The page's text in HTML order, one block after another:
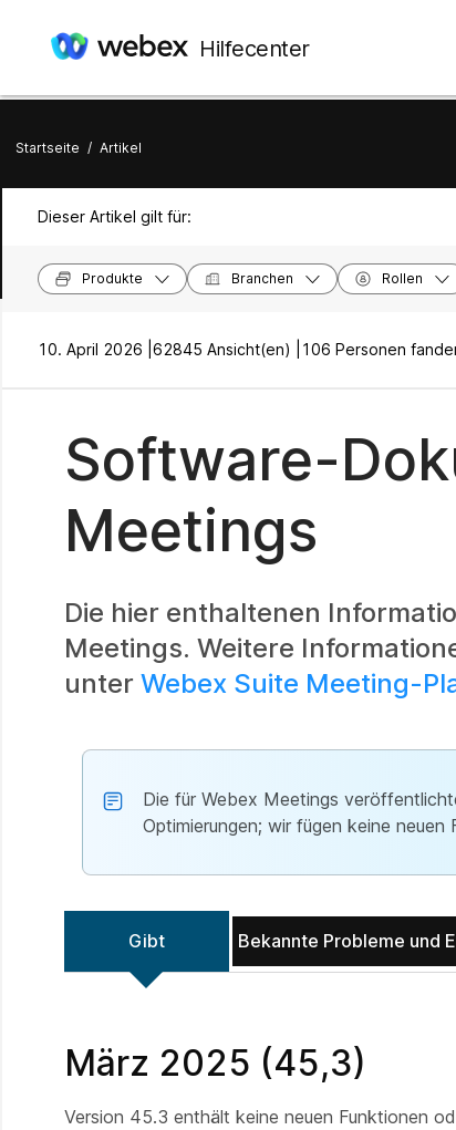
Hilfecenter
Startseite / Artikel
Dieser Artikel gilt für:
Produkte Branchen Rollen
10. April 2026 | 62845 Ansicht(en) | 106 Personen
Software-
Meetings
Die hier enthaltenen
Meetings. Weitere
unter Webex Suite Meeting-
Die für Webex Meetings
Optimierungen; wir fügen keine neuen
Gibt Bekannte Probleme und
März 2025 (45,3)
Version 45.3 enthält keine neuen Funktionen